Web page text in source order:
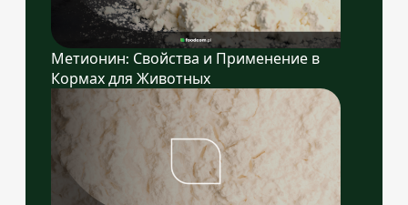
Метионин: Свойства и Применение в
Кормах для Животных